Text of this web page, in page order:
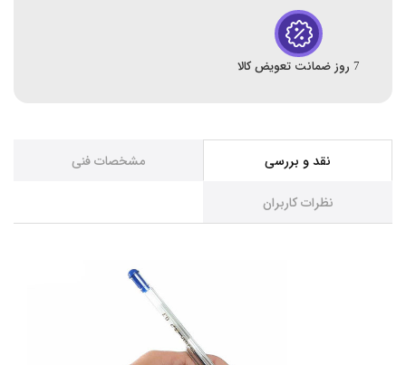
7 روز ضمانت تعویض کالا
نقد و بررسی مشخصات فنی
نظرات کاربران